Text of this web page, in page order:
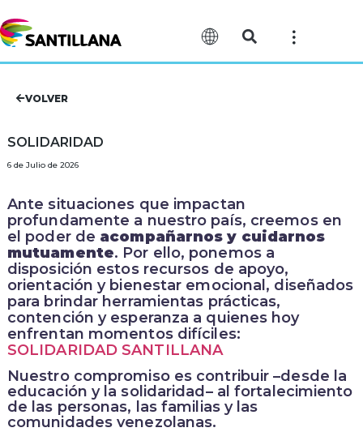
VOLVER
SOLIDARIDAD
6 de Julio de 2026
Ante situaciones que impactan
profundamente a nuestro país, creemos en
el poder de acompañarnos y cuidarnos
mutuamente. Por ello, ponemos a
disposición estos recursos de apoyo,
orientación y bienestar emocional, diseñados
para brindar herramientas prácticas,
contención y esperanza a quienes hoy
enfrentan momentos difíciles:
SOLIDARIDAD SANTILLANA
Nuestro compromiso es contribuir –desde la
educación y la solidaridad– al fortalecimiento
de las personas, las familias y las
comunidades venezolanas.